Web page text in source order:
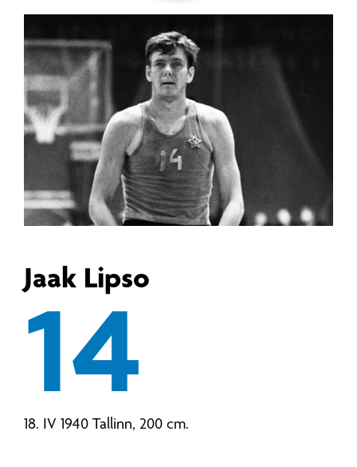
Jaak Lipso
14
18. IV 1940 Tallinn, 200 cm.